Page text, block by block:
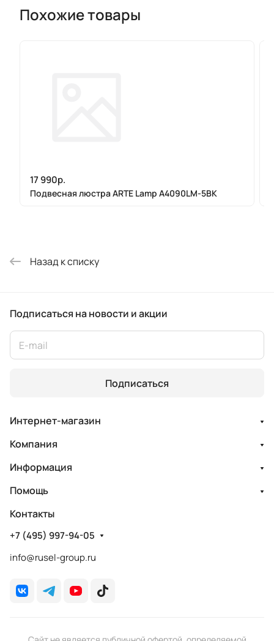
Похожие товары
17 990р.
Подвесная люстра ARTE Lamp A4090LM-5BK
Назад к списку
Подписаться на новости и акции
Подписаться
Интернет-магазин
Компания
Информация
Помощь
Контакты
+7 (495) 997-94-05
info@rusel-group.ru